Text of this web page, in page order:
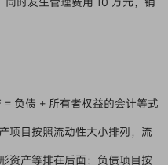
负债 + 所有者权益的会计等式
项目按照流动性大小排列，流
资产等排在后面；负债项目按